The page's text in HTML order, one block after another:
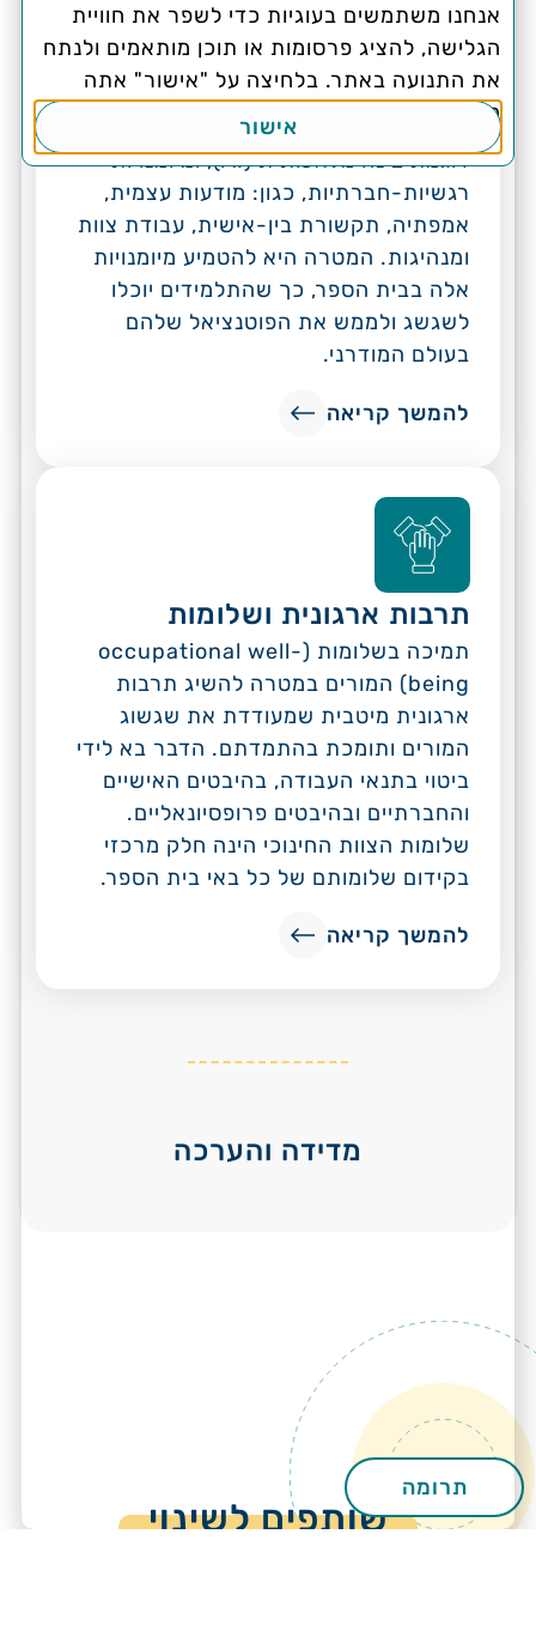
תרבות חינוכית ופדגוגיה
פיתוח מיומנויות למידה, כגון: חשיבה
ביקורתית, פתרון בעיות מורכבות, יצירתיות,
גמישות מחשבתית, מיומנויות טכנולוגיות
דוגמת בינה מלאכותית (AI), ומיומנויות
רגשיות-חברתיות, כגון: מודעות עצמית,
אמפתיה, תקשורת בין-אישית, עבודת צוות
ומנהיגות. המטרה היא להטמיע מיומנויות
אלה בבית הספר, כך שהתלמידים יוכלו
לשגשג ולממש את הפוטנציאל שלהם
בעולם המודרני.
להמשך קריאה
תרבות ארגונית ושלומות
תמיכה בשלומות (occupational well-
being) המורים במטרה להשיג תרבות
ארגונית מיטבית שמעודדת את שגשוג
המורים ותומכת בהתמדתם. הדבר בא לידי
ביטוי בתנאי העבודה, בהיבטים האישיים
והחברתיים ובהיבטים פרופסיונאליים.
שלומות הצוות החינוכי הינה חלק מרכזי
בקידום שלומותם של כל באי בית הספר.
להמשך קריאה
מדידה והערכה
שותפים לשינוי
תרומה
אנחנו משתמשים בעוגיות כדי לשפר את חוויית
הגלישה, להציג פרסומות או תוכן מותאמים ולנתח
את התנועה באתר. בלחיצה על "אישור" אתה
מסכים לשימוש בעוגיות.
אישור